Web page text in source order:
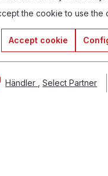
the cookie to use the
Accept cookie
Händler Select Partner